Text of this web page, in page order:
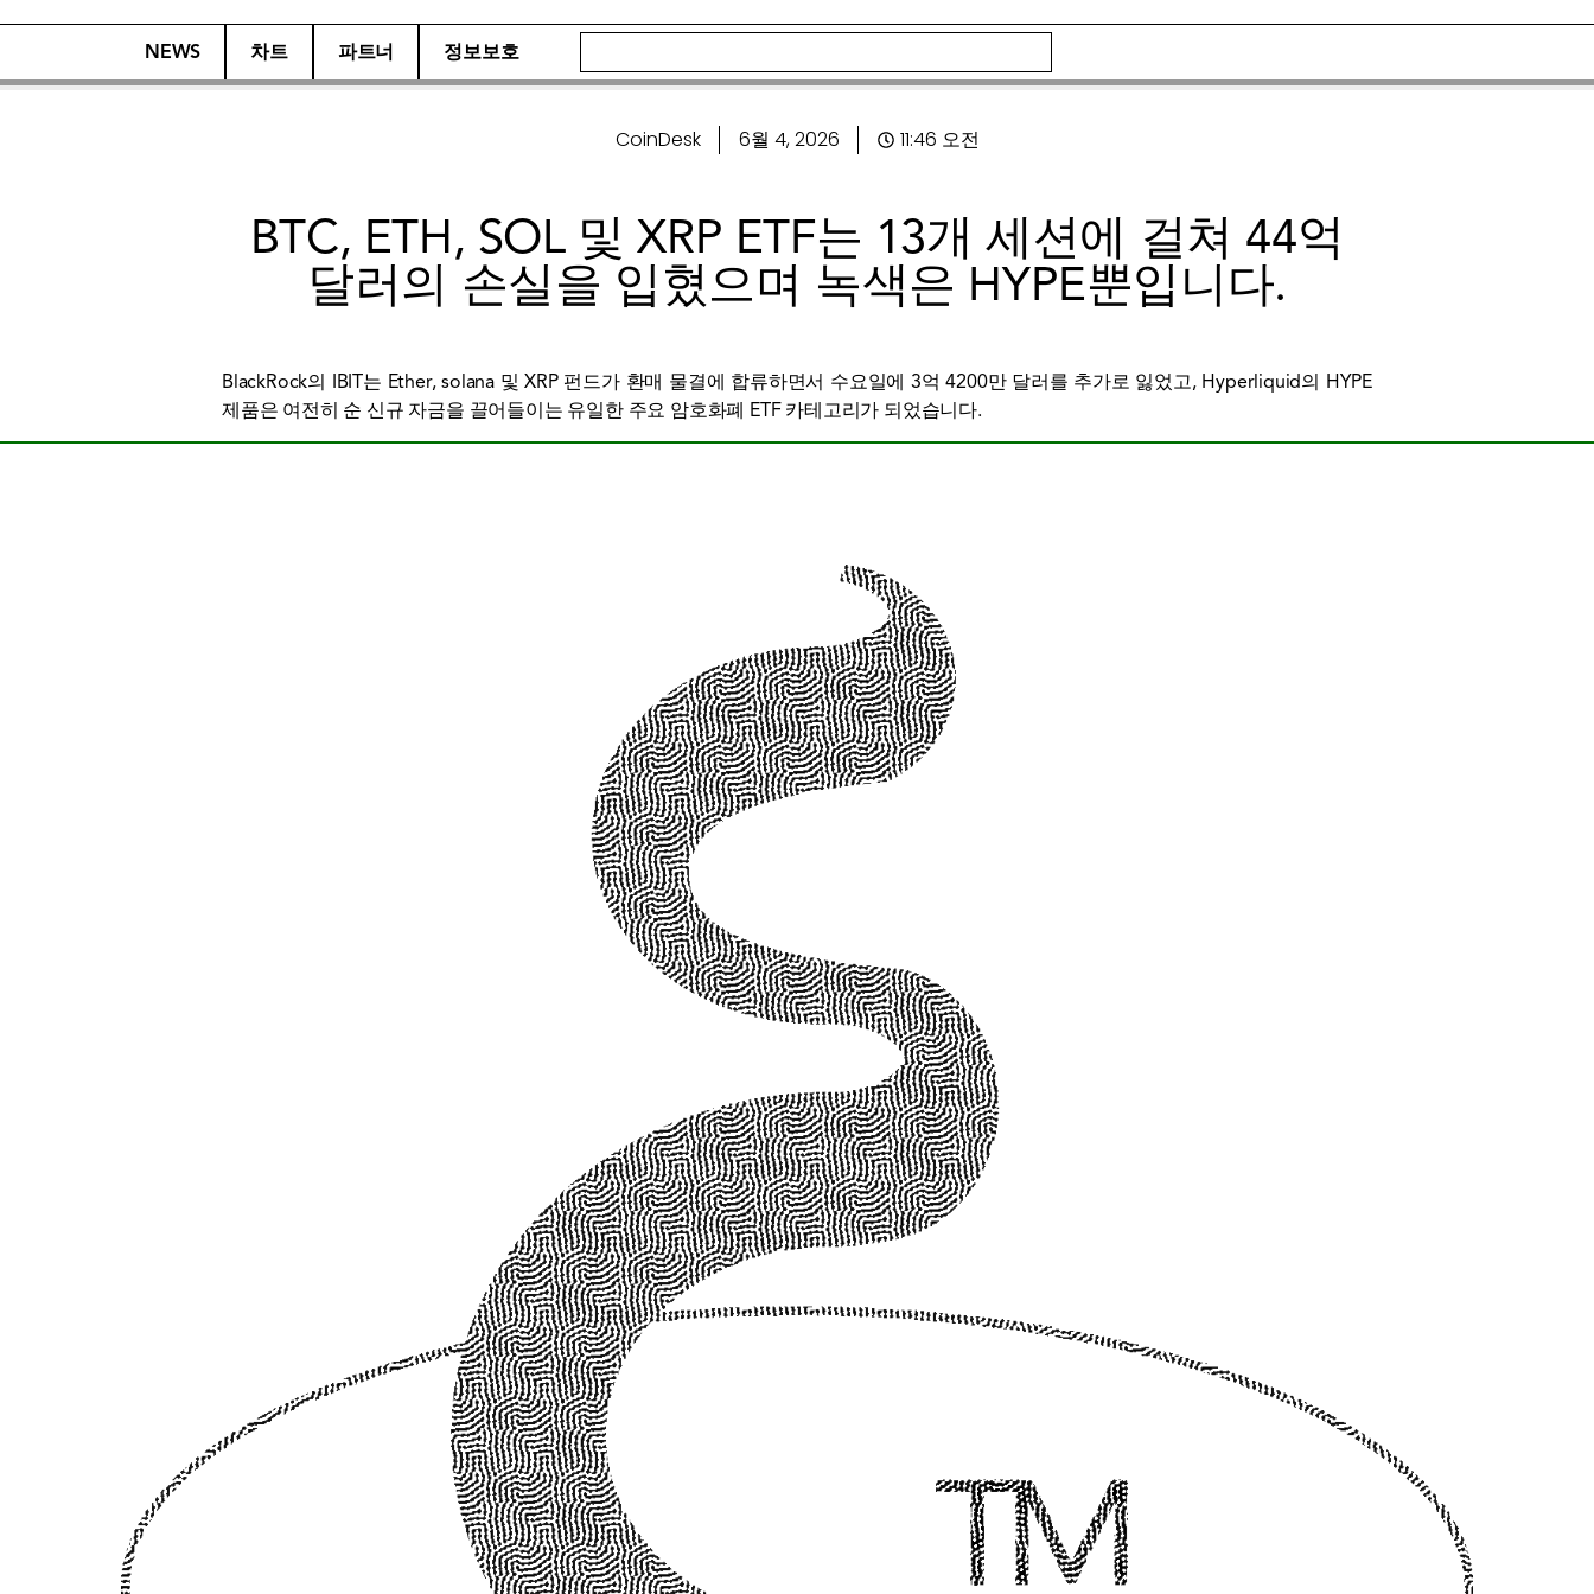
NEWS 차트 파트너 정보보호
CoinDesk 6월 4, 2026 11:46 오전
BTC, ETH, SOL 및 XRP ETF는 13개 세션에 걸쳐 44억
달러의 손실을 입혔으며 녹색은 HYPE뿐입니다.
BlackRock의 IBIT는 Ether, solana 및 XRP 펀드가 환매 물결에 합류하면서 수요일에 3억 4200만 달러를 추가로 잃었고, Hyperliquid의 HYPE
제품은 여전히 ​​순 신규 자금을 끌어들이는 유일한 주요 암호화폐 ETF 카테고리가 되었습니다.